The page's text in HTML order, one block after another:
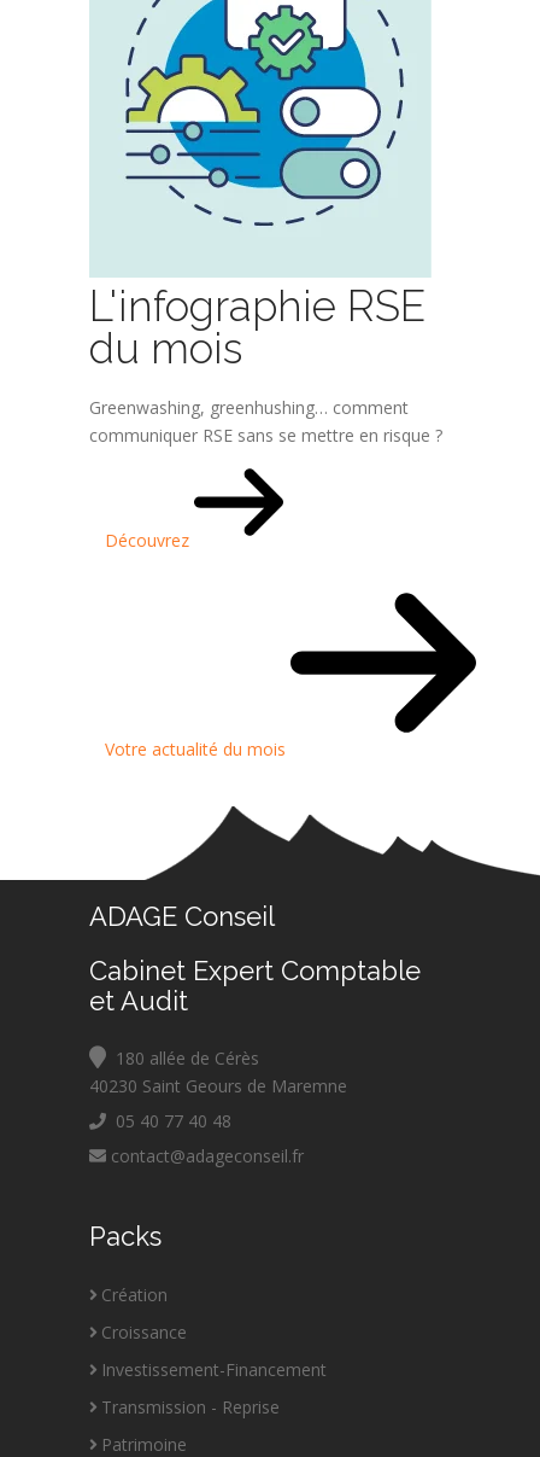
L'infographie RSE
du mois
Greenwashing, greenhushing… comment
communiquer RSE sans se mettre en risque ?
Découvrez
Votre actualité du mois
ADAGE Conseil
Cabinet Expert Comptable
et Audit
180 allée de Cérès
40230 Saint Geours de Maremne
05 40 77 40 48
contact@adageconseil.fr
Packs
Création
Croissance
Investissement-Financement
Transmission - Reprise
Patrimoine